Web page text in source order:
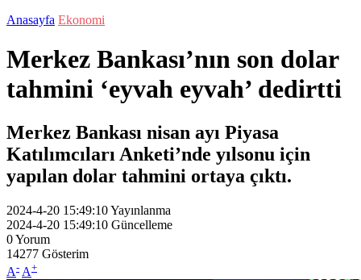
Anasayfa Ekonomi
Merkez Bankası’nın son dolar
tahmini ‘eyvah eyvah’ dedirtti
Merkez Bankası nisan ayı Piyasa
Katılımcıları Anketi’nde yılsonu için
yapılan dolar tahmini ortaya çıktı.
2024-4-20 15:49:10Yayınlanma
2024-4-20 15:49:10 Güncelleme
0Yorum
14277 Gösterim
A- A+